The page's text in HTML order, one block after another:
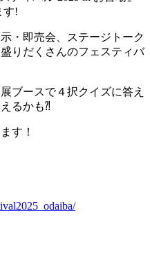
す!
・即売会、ステージトーク
りだくさんのフェスティバ
ブースで４択クイズに答え
るかも⁈
す！